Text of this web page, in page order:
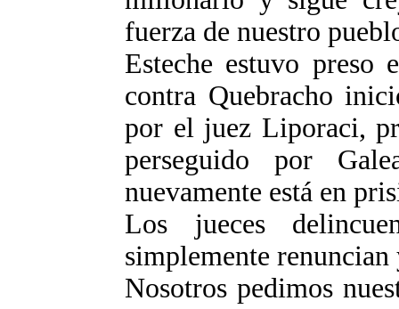
fuerza de nuestro
Esteche estuvo preso
contra Quebracho
por el juez Liporaci,
perseguido por
nuevamente está en
Los jueces
simplemente
Nosotros pedimos